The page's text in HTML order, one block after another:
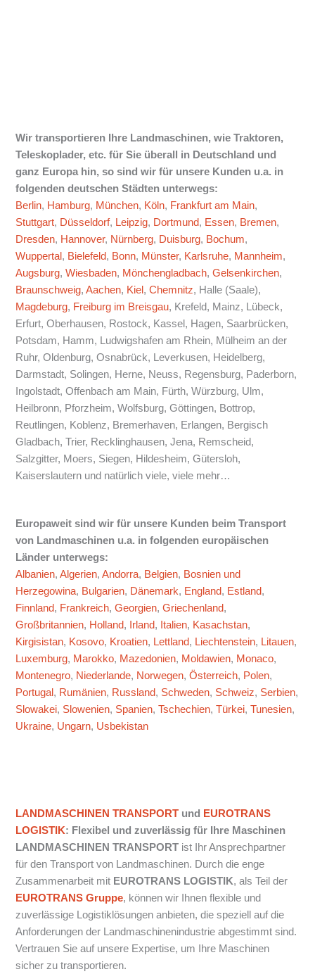
Wir transportieren Ihre Landmaschinen, wie Traktoren,
Teleskoplader, etc. für Sie überall in Deutschland und
ganz Europa hin, so sind wir für unsere Kunden u.a. in
folgenden deutschen Städten unterwegs:
Berlin, Hamburg, München, Köln, Frankfurt am Main,
Stuttgart, Düsseldorf, Leipzig, Dortmund, Essen, Bremen,
Dresden, Hannover, Nürnberg, Duisburg, Bochum,
Wuppertal, Bielefeld, Bonn, Münster, Karlsruhe, Mannheim,
Augsburg,Wiesbaden, Mönchengladbach,Gelsenkirchen,
Braunschweig,Aachen, Kiel,Chemnitz, Halle (Saale),
Magdeburg, Freiburg im Breisgau, Krefeld, Mainz, Lübeck,
Erfurt, Oberhausen, Rostock, Kassel, Hagen, Saarbrücken,
Potsdam, Hamm, Ludwigshafen am Rhein, Mülheim an der
Ruhr, Oldenburg, Osnabrück, Leverkusen, Heidelberg,
Darmstadt, Solingen, Herne, Neuss, Regensburg, Paderborn,
Ingolstadt, Offenbach am Main, Fürth, Würzburg, Ulm,
Heilbronn, Pforzheim, Wolfsburg, Göttingen, Bottrop,
Reutlingen, Koblenz, Bremerhaven, Erlangen, Bergisch
Gladbach, Trier, Recklinghausen, Jena, Remscheid,
Salzgitter, Moers, Siegen, Hildesheim, Gütersloh,
Kaiserslautern und natürlich viele, viele mehr…
Europaweit sind wir für unsere Kunden beim Transport
von Landmaschinen u.a. in folgenden europäischen
Länder unterwegs:
Albanien,Algerien,Andorra, Belgien, Bosnien und
Herzegowina, Bulgarien, Dänemark, England, Estland,
Finnland, Frankreich,Georgien,Griechenland,
Großbritannien, Holland, Irland, Italien, Kasachstan,
Kirgisistan, Kosovo, Kroatien, Lettland, Liechtenstein, Litauen,
Luxemburg, Marokko, Mazedonien, Moldawien, Monaco,
Montenegro, Niederlande, Norwegen,Österreich, Polen,
Portugal, Rumänien, Russland, Schweden, Schweiz, Serbien,
Slowakei, Slowenien, Spanien,Tschechien,Türkei,Tunesien,
Ukraine, Ungarn, Usbekistan
LANDMASCHINEN TRANSPORT und EUROTRANS
LOGISTIK: Flexibel und zuverlässig für Ihre Maschinen
LANDMASCHINEN TRANSPORT ist Ihr Ansprechpartner
für den Transport von Landmaschinen. Durch die enge
Zusammenarbeit mit EUROTRANS LOGISTIK, als Teil der
EUROTRANS Gruppe, können wir Ihnen flexible und
zuverlässige Logistiklösungen anbieten, die speziell auf die
Anforderungen der Landmaschinenindustrie abgestimmt sind.
Vertrauen Sie auf unsere Expertise, um Ihre Maschinen
sicher zu transportieren.